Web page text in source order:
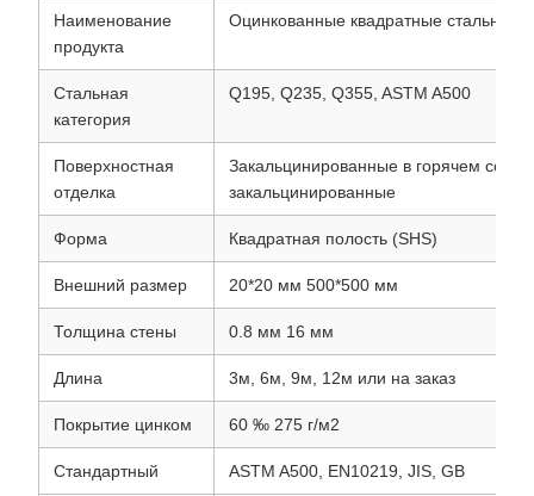
Наименование
продукта
Оцинкованные квадратные стальные
Стальная
категория
Q195, Q235, Q355, ASTM A500
Поверхностная
отделка
Закальцинированные в горячем
закальцинированные
Форма Квадратная полость (SHS)
Внешний размер 20*20 мм 500*500 мм
Толщина стены 0.8 мм 16 мм
Длина 3м, 6м, 9м, 12м или на заказ
Покрытие цинком 60 ‰ 275 г/м2
Стандартный ASTM A500, EN10219, JIS, GB